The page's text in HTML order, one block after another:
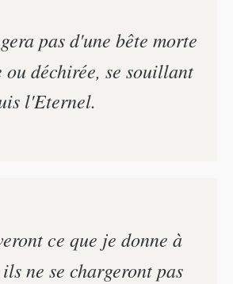
pas d'une bête morte
ou déchirée, se souillant
l'Eternel.
ce que je donne à
ne se chargeront pas